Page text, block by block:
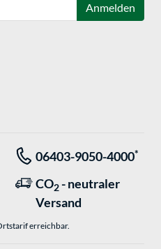
Anmelden
06403-9050-4000*
CO2 - neutraler
Versand
erreichbar.